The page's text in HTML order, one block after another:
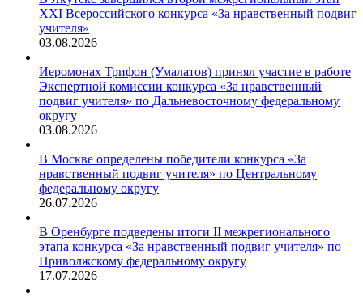
XXI Всероссийского конкурса «За нравственный подвиг
учителя»
03.08.2026
Иеромонах Трифон (Умалатов) принял участие в работе
Экспертной комиссии конкурса «За нравственный
подвиг учителя» по Дальневосточному федеральному
округу
03.08.2026
В Москве определены победители конкурса «За
нравственный подвиг учителя» по Центральному
федеральному округу
26.07.2026
В Оренбурге подведены итоги II межрегионального
этапа конкурса «За нравственный подвиг учителя» по
Приволжскому федеральному округу
17.07.2026